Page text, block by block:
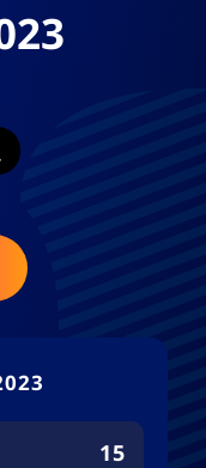
15